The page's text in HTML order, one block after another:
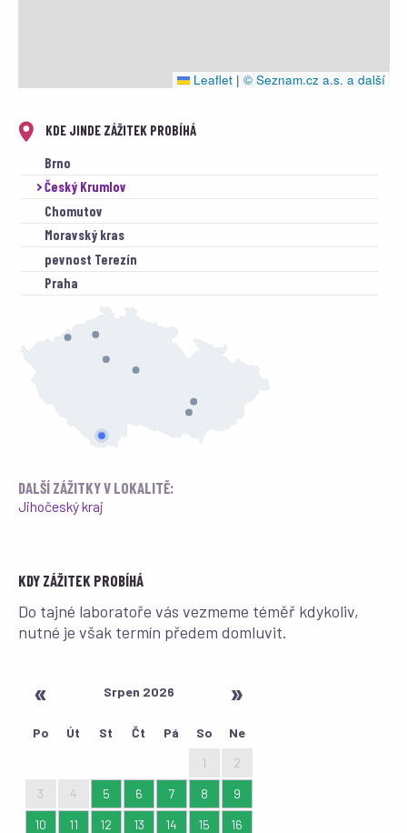
Leaflet | © Seznam.cz a.s. a další
KDE JINDE ZÁŽITEK PROBÍHÁ
Brno
Český Krumlov
Chomutov
Moravský kras
pevnost Terezín
Praha
tvrz Malešov
DALŠÍ ZÁŽITKY V LOKALITĚ:
Jihočeský kraj
KDY ZÁŽITEK PROBÍHÁ
Do tajné laboratoře vás vezmeme téměř kdykoliv,
nutné je však termín předem domluvit.
Srpen 2026
Po Út St Čt Pá So
Ne
1
2
3
4 5 6 7 8
9
10
11 12 13 14 15
16